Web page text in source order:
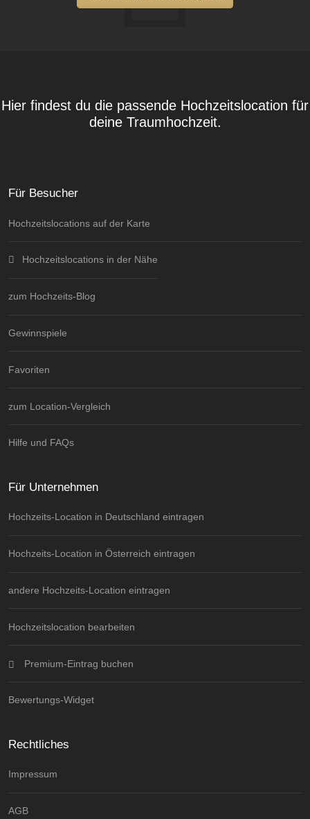
Hier findest du die passende Hochzeitslocation für
deine Traumhochzeit.
Für Besucher
Hochzeitslocations auf der Karte
Hochzeitslocations in der Nähe
zum Hochzeits-Blog
Gewinnspiele
Favoriten
zum Location-Vergleich
Hilfe und FAQs
Für Unternehmen
Hochzeits-Location in Deutschland eintragen
Hochzeits-Location in Österreich eintragen
andere Hochzeits-Location eintragen
Hochzeitslocation bearbeiten
Premium-Eintrag buchen
Bewertungs-Widget
Rechtliches
Impressum
AGB